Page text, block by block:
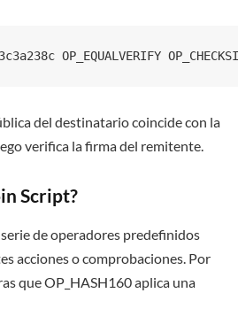
del destinatario coincide con la
verifica la firma del remitente.
Script?
de operadores predefinidos
acciones o comprobaciones. Por
que OP_HASH160 aplica una